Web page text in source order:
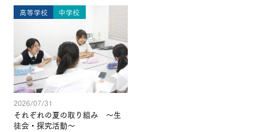
高等学校 中学校
2026/07/31
それぞれの夏の取り組み ～生
徒会・探究活動～